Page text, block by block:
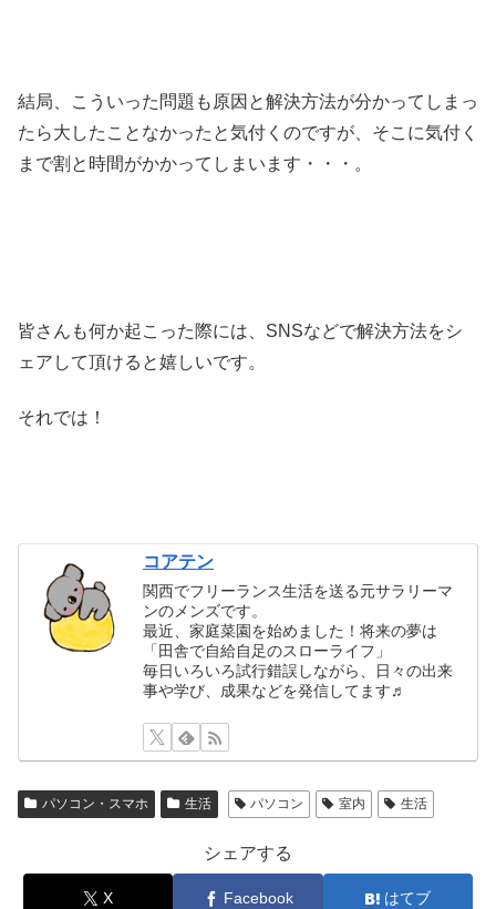
結局、こういった問題も原因と解決方法が分かってしまっ
たら大したことなかったと気付くのですが、そこに気付く
まで割と時間がかかってしまいます・・・。
皆さんも何か起こった際には、SNSなどで解決方法をシ
ェアして頂けると嬉しいです。
それでは！
コアテン
関西でフリーランス生活を送る元サラリーマ
ンのメンズです。
最近、家庭菜園を始めました！将来の夢は
「田舎で自給自足のスローライフ」
毎日いろいろ試行錯誤しながら、日々の出来
事や学び、成果などを発信してます♬
パソコン・スマホ 生活 パソコン 室内 生活
シェアする
X Facebook はてブ